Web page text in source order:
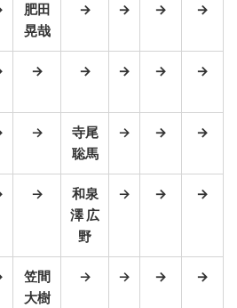
肥田
晃哉
→ → → →
→ → → → →
→
寺尾
聡馬
→ → →
→
和泉
澤 広
野
→ → →
笠間
大樹
→ → → →